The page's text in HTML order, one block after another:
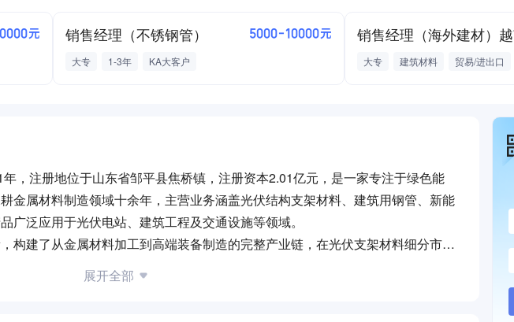
元 销售经理（不锈钢管） 5000-10000元
大专 1-3年 KA大客户
销售经理（海外建材）
大专 建筑材料 贸易/进出口
，注册地位于山东省邹平县焦桥镇，注册资本2.01亿元，是一家专注于绿色能
金属材料制造领域十余年，主营业务涵盖光伏结构支架材料、建筑用钢管、新能
广泛应用于光伏电站、建筑工程及交通设施等领域。
构建了从金属材料加工到高端装备制造的完整产业链，在光伏支架材料细分市场
企业，其研发团队致力于新材料性能优化与绿色能源技术突破，多项产品通过行
等核心工艺能力。公司积极拓展新能源领域布局，业务覆盖国内外市场，为全球
展开全部